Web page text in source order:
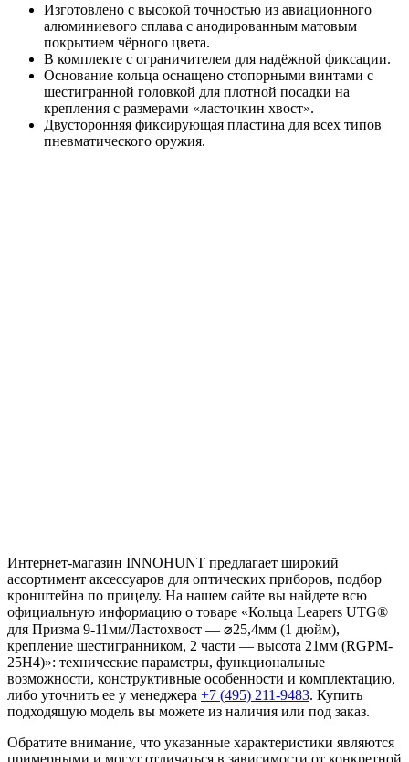
Изготовлено с высокой точностью из авиационного
алюминиевого сплава с анодированным матовым
покрытием чёрного цвета.
В комплекте с ограничителем для надёжной фиксации.
Основание кольца оснащено стопорными винтами с
шестигранной головкой для плотной посадки на
крепления с размерами «ласточкин хвост».
Двусторонняя фиксирующая пластина для всех типов
пневматического оружия.
Интернет-магазин INNOHUNT предлагает широкий
ассортимент аксессуаров для оптических приборов, подбор
кронштейна по прицелу. На нашем сайте вы найдете всю
официальную информацию о товаре «Кольца Leapers UTG®
для Призма 9-11мм/Ластохвост — ⌀25,4мм (1 дюйм),
крепление шестигранником, 2 части — высота 21мм (RGPM-
25H4)»: технические параметры, функциональные
возможности, конструктивные особенности и комплектацию,
либо уточнить ее у менеджера +7 (495) 211-9483. Купить
подходящую модель вы можете из наличия или под заказ.
Обратите внимание, что указанные характеристики являются
примерными и могут отличаться в зависимости от конкретной